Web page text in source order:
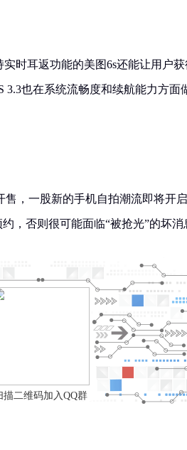
时耳返功能的美图6s还能让用户
3.3也在系统流畅度和续航能力方面
售，一股新的手机自拍潮流即将开
，否则很可能面临“被抢光”的坏消
描二维码加入QQ群